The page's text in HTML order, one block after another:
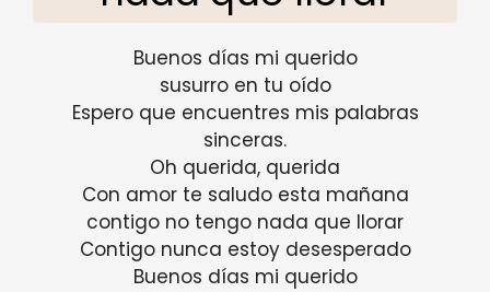
Buenos días mi querido
susurro en tu oído
Espero que encuentres mis palabras
sinceras.
Oh querida, querida
Con amor te saludo esta mañana
contigo no tengo nada que llorar
Contigo nunca estoy desesperado
Buenos días mi querido